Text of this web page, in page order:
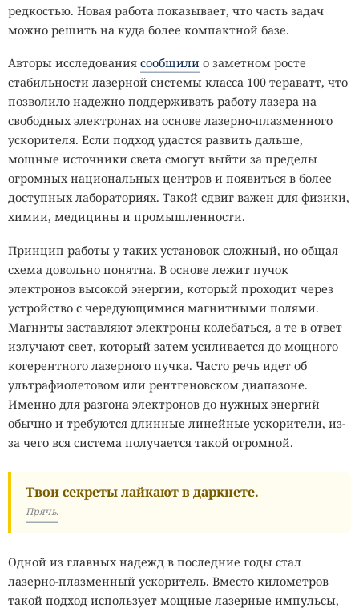
редкостью. Новая работа показывает, что часть задач
можно решить на куда более компактной базе.
Авторы исследования сообщили о заметном росте
стабильности лазерной системы класса 100 тераватт, что
позволило надежно поддерживать работу лазера на
свободных электронах на основе лазерно-плазменного
ускорителя. Если подход удастся развить дальше,
мощные источники света смогут выйти за пределы
огромных национальных центров и появиться в более
доступных лабораториях. Такой сдвиг важен для физики,
химии, медицины и промышленности.
Принцип работы у таких установок сложный, но общая
схема довольно понятна. В основе лежит пучок
электронов высокой энергии, который проходит через
устройство с чередующимися магнитными полями.
Магниты заставляют электроны колебаться, а те в ответ
излучают свет, который затем усиливается до мощного
когерентного лазерного пучка. Часто речь идет об
ультрафиолетовом или рентгеновском диапазоне.
Именно для разгона электронов до нужных энергий
обычно и требуются длинные линейные ускорители, из-
за чего вся система получается такой огромной.
Твои секреты лайкают в даркнете.
Прячь.
Одной из главных надежд в последние годы стал
лазерно-плазменный ускоритель. Вместо километров
такой подход использует мощные лазерные импульсы,